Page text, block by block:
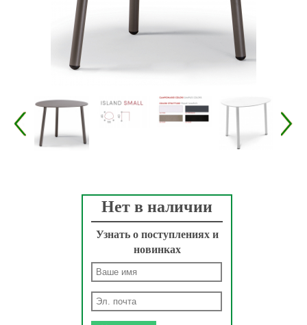
Нет в наличии
Узнать о поступлениях и
новинках